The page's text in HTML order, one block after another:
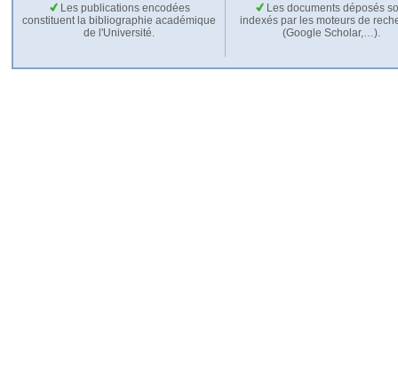
Les publications encodées
constituent la bibliographie académique
de l'Université.
Les documents déposés
indexés par les moteurs de
(Google Scholar,…).